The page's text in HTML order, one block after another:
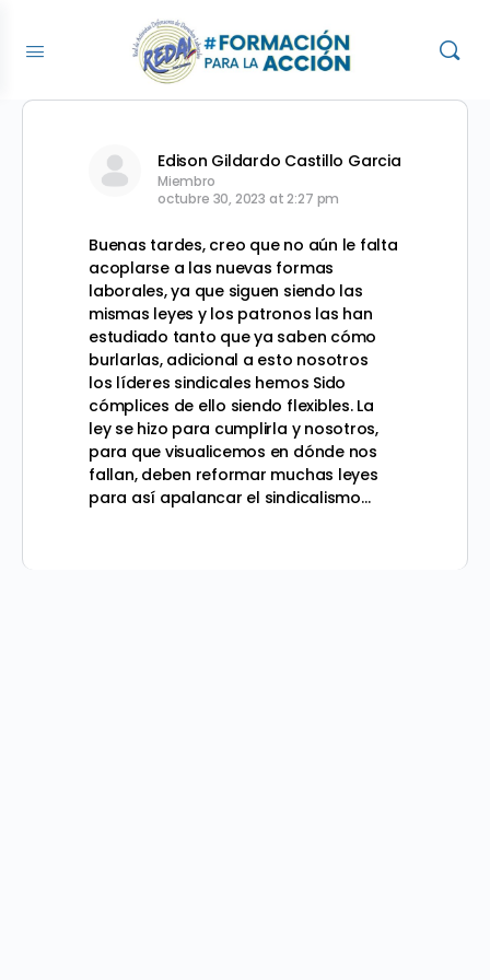
Edison Gildardo Castillo Garcia
Miembro
octubre 30, 2023 at 2:27 pm
Buenas tardes, creo que no aún le falta
acoplarse a las nuevas formas
laborales, ya que siguen siendo las
mismas leyes y los patronos las han
estudiado tanto que ya saben cómo
burlarlas, adicional a esto nosotros
los líderes sindicales hemos Sido
cómplices de ello siendo flexibles. La
ley se hizo para cumplirla y nosotros,
para que visualicemos en dónde nos
fallan, deben reformar muchas leyes
para así apalancar el sindicalismo…